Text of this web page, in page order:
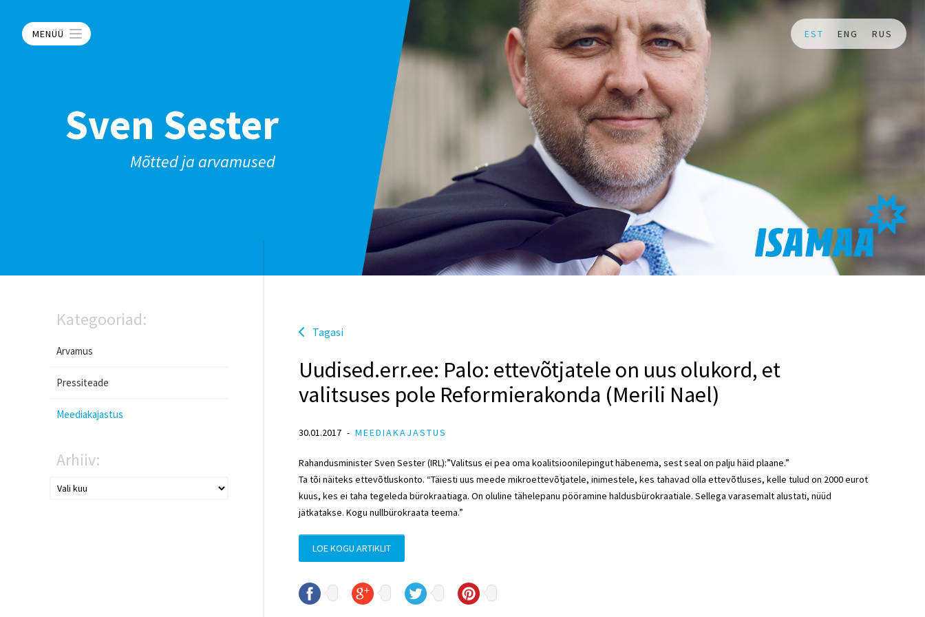
MENÜÜ EST ENG RUS
Sven Sester
Mõtted ja arvamused
Kategooriad:
Arvamus
Pressiteade
Meediakajastus
Arhiiv:
Tagasi
Uudised.err.ee: Palo: ettevõtjatele on uus olukord, et
valitsuses pole Reformierakonda (Merili Nael)
30.01.2017 MEEDIAKAJASTUS
Rahandusminister Sven Sester (IRL):”Valitsus ei pea oma koalitsioonilepingut häbenema, sest seal on palju häid plaane.”
Ta tõi näiteks ettevõtluskonto. “Täiesti uus meede mikroettevõtjatele, inimestele, kes tahavad olla ettevõtluses, kelle tulud on 2000 eurot
kuus, kes ei taha tegeleda bürokraatiaga. On oluline tähelepanu pööramine haldusbürokraatiale. Sellega varasemalt alustati, nüüd
jätkatakse. Kogu nullbürokraata teema.”
LOE KOGU ARTIKLIT